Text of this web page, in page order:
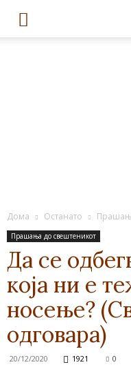
Дома Останато
Прашања до свештеникот
Да се
која ни е
носење?
одговара)
20/12/2020 1921 0